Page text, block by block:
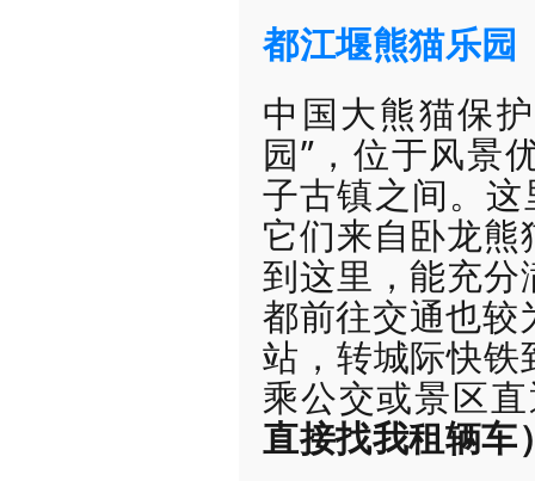
都江堰熊猫乐园
中国大熊猫保
园”，位于风景
子古镇之间。
它们来自卧龙
到这里，能充
都前往交通也较
站，转城际快
乘公交或景区
直接找我租辆车